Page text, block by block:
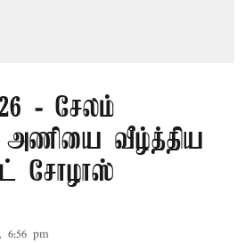
- சேலம்
வீழ்த்திய
சோழாஸ்
6:56 pm